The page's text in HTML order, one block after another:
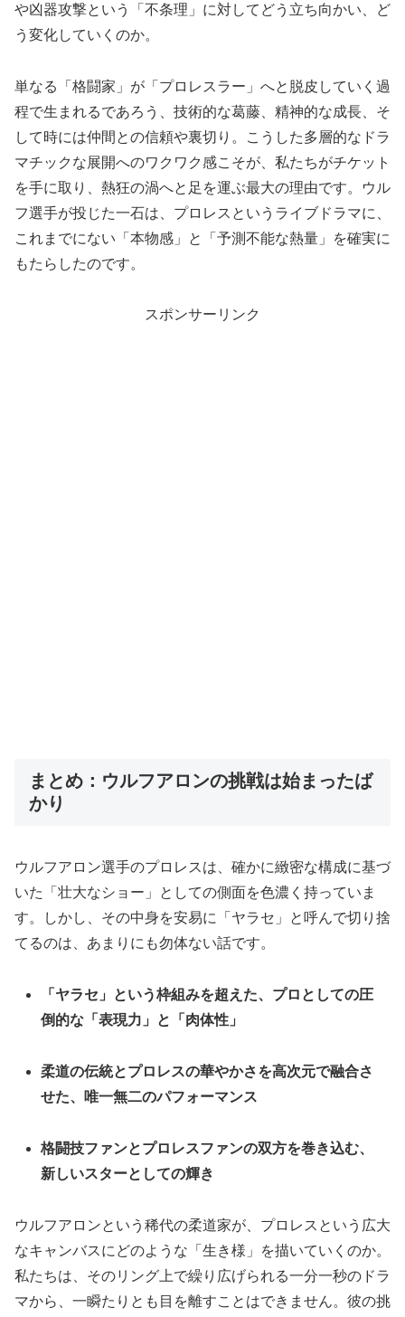
や凶器攻撃という「不条理」に対してどう立ち向かい、ど
う変化していくのか。
単なる「格闘家」が「プロレスラー」へと脱皮していく過
程で生まれるであろう、技術的な葛藤、精神的な成長、そ
して時には仲間との信頼や裏切り。こうした多層的なドラ
マチックな展開へのワクワク感こそが、私たちがチケット
を手に取り、熱狂の渦へと足を運ぶ最大の理由です。ウル
フ選手が投じた一石は、プロレスというライブドラマに、
これまでにない「本物感」と「予測不能な熱量」を確実に
もたらしたのです。
スポンサーリンク
まとめ：ウルフアロンの挑戦は始まったば
かり
ウルフアロン選手のプロレスは、確かに緻密な構成に基づ
いた「壮大なショー」としての側面を色濃く持っていま
す。しかし、その中身を安易に「ヤラセ」と呼んで切り捨
てるのは、あまりにも勿体ない話です。
「ヤラセ」という枠組みを超えた、プロとしての圧
倒的な「表現力」と「肉体性」
柔道の伝統とプロレスの華やかさを高次元で融合さ
せた、唯一無二のパフォーマンス
格闘技ファンとプロレスファンの双方を巻き込む、
新しいスターとしての輝き
ウルフアロンという稀代の柔道家が、プロレスという広大
なキャンバスにどのような「生き様」を描いていくのか。
私たちは、そのリング上で繰り広げられる一分一秒のドラ
マから、一瞬たりとも目を離すことはできません。彼の挑